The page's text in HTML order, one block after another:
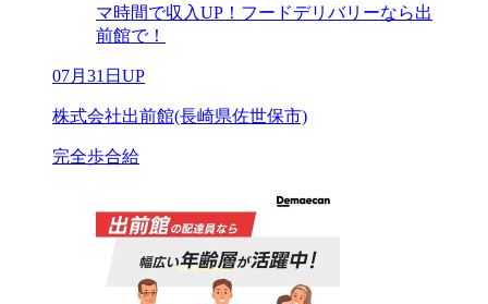
マ時間で収入UP！フードデリバリーなら出
前館で！
07月31日UP
株式会社出前館(長崎県佐世保市)
完全歩合給